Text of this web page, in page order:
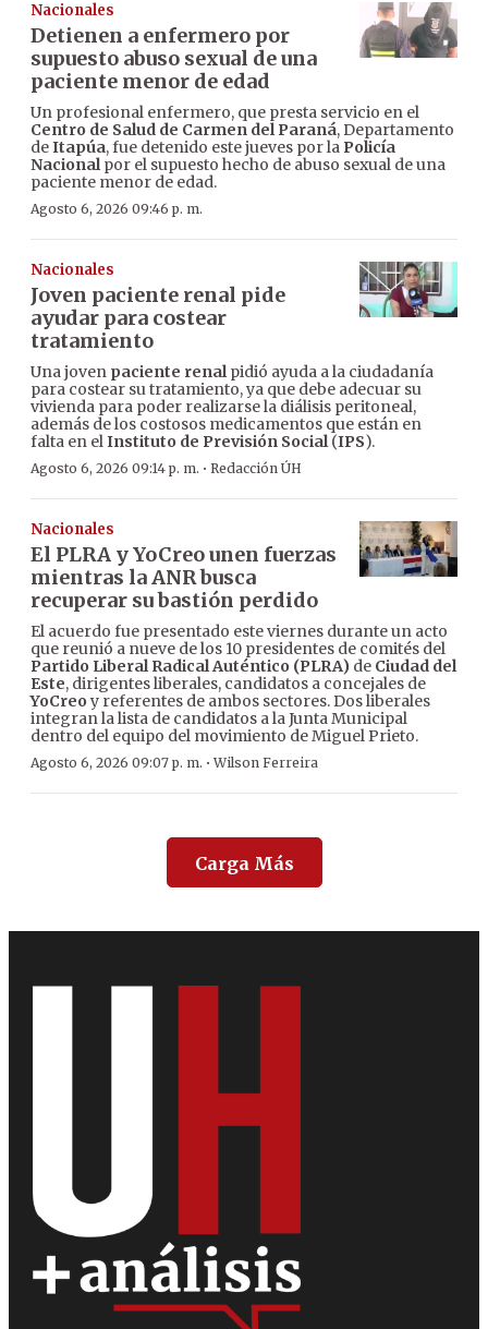
Nacionales
Detienen a enfermero por
supuesto abuso sexual de una
paciente menor de edad
Un profesional enfermero, que presta servicio en el
Centro de Salud de Carmen del Paraná, Departamento
deItapúa, fue detenido este jueves por la Policía
Nacionalpor el supuesto hecho de abuso sexual de una
paciente menor de edad.
Agosto 6, 2026 09:46 p. m.
Nacionales
Joven paciente renal pide
ayudar para costear
tratamiento
Una joven paciente renalpidió ayuda a la ciudadanía
para costear su tratamiento, ya que debe adecuar su
vivienda para poder realizarse la diálisis peritoneal,
además de los costosos medicamentos que están en
falta en elInstituto de Previsión Social(IPS).
Agosto 6, 2026 09:14 p. m. · Redacción ÚH
Nacionales
El PLRA y YoCreo unen fuerzas
mientras la ANR busca
recuperar su bastión perdido
El acuerdo fue presentado este viernes durante un acto
que reunió a nueve de los 10 presidentes de comités del
Partido Liberal Radical Auténtico (PLRA) de Ciudad del
Este, dirigentes liberales, candidatos a concejales de
YoCreo y referentes de ambos sectores. Dos liberales
integran la lista de candidatos a la Junta Municipal
dentro del equipo del movimiento de Miguel Prieto.
Agosto 6, 2026 09:07 p. m. ·Wilson Ferreira
Carga Más